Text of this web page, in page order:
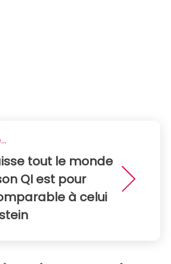
tout le monde
QI est pour
à celui